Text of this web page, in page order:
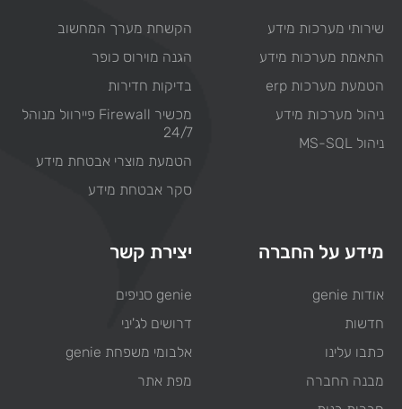
שירותי מערכות מידע
התאמת מערכות מידע
הטמעת מערכות erp
ניהול מערכות מידע
ניהול MS-SQL
הקשחת מערך המחשוב
הגנה מוירוס כופר
בדיקות חדירות
מכשיר Firewall פיירוול מנוהל
24/7
הטמעת מוצרי אבטחת מידע
סקר אבטחת מידע
מידע על החברה
אודות genie
חדשות
כתבו עלינו
מבנה החברה
יצירת קשר
genie סניפים
דרושים לג'יני
אלבומי משפחת genie
מפת אתר